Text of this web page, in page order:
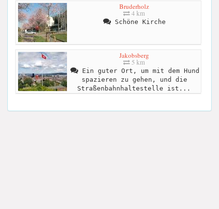
Bruderholz
4 km
Schöne Kirche
Jakobsberg
5 km
Ein guter Ort, um mit dem Hund
spazieren zu gehen, und die
Straßenbahnhaltestelle ist...